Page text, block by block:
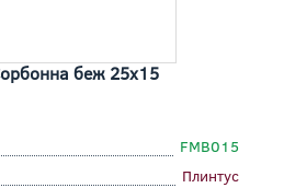
беж 25x15
FMB015
Плинтус